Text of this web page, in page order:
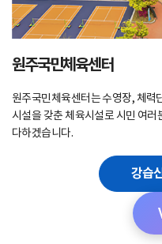
원주국민체육센터
원주국민체육센터는 수영장, 체력
시설을 갖춘 체육시설로 시민 여
다하겠습니다.
강습